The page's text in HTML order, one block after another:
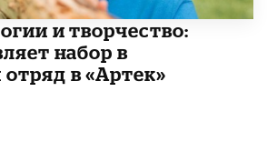
и творчество:
набор в
в «Артек»